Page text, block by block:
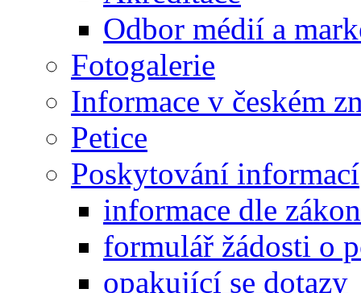
Odbor médií a
Fotogalerie
Informace v českém
Petice
Poskytování informací
informace dle
formulář žádosti o
opakující se dotazy